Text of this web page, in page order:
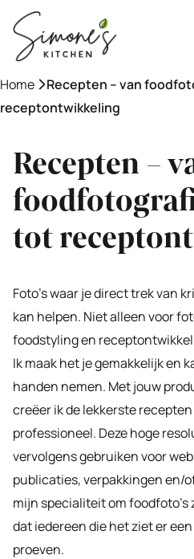
naar
inhoud
Home »Recepten – van
receptontwikkeling
Recepten –
tot
Foto’s waar je direct trek van
kan helpen. Niet alleen voor
foodstyling en
Ik maak het je gemakkelijk en
handen nemen. Met jouw
creëer ik de lekkerste
professioneel. Deze hoge
vervolgens gebruiken voor
publicaties, verpakkingen en/
mijn specialiteit om foodfoto’s
dat iedereen die het ziet er
proeven.